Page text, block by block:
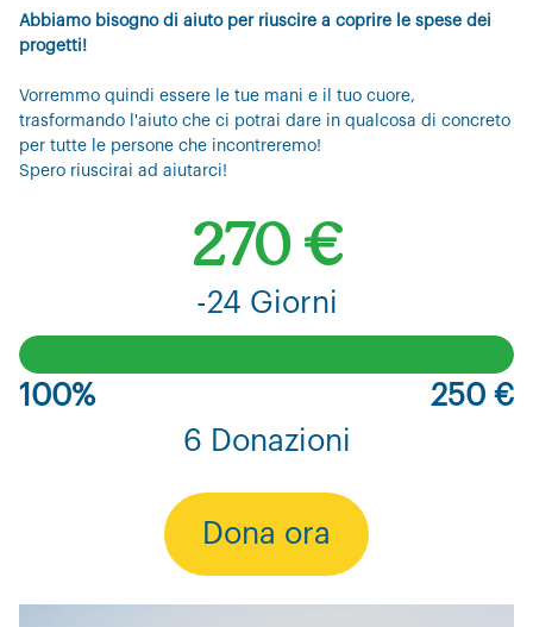
Abbiamo bisogno di aiuto per riuscire a coprire le spese dei
progetti!
Vorremmo quindi essere le tue mani e il tuo cuore,
trasformando l'aiuto che ci potrai dare in qualcosa di concreto
per tutte le persone che incontreremo!
Spero riuscirai ad aiutarci!
270 €
-24 Giorni
100%
250 €
6 Donazioni
Dona ora